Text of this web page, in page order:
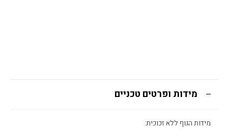
מידות ופרטים טכניים
מידות הגוף ללא זכוכית: